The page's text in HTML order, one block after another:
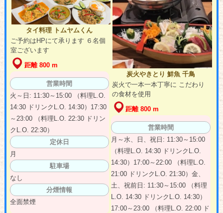
タイ料理 トムヤムくん
ご予約はHPにて承ります ６名個
室ございます
距離 800 m
営業時間
火～日: 11:30～15:00 （料理L.O.
14:30 ドリンクL.O. 14:30）17:30
～23:00 （料理L.O. 22:30 ドリン
クL.O. 22:30）
定休日
月
駐車場
なし
分煙情報
全面禁煙
炭火やきとり 鮮魚 千鳥
炭火で一本一本丁寧に こだわり
の食材を使用
距離 800 m
営業時間
月～水、日、祝日: 11:30～15:00
（料理L.O. 14:30 ドリンクL.O.
14:30）17:00～22:00 （料理L.O.
21:00 ドリンクL.O. 21:30）金、
土、祝前日: 11:30～15:00 （料理
L.O. 14:30 ドリンクL.O. 14:30）
17:00～23:00 （料理L.O. 22:00 ド